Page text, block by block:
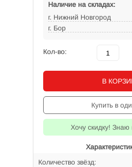
Наличие на складах:
г. Нижний Новгород
г. Бор
Кол-во:
В
Купить в
Хочу скидку! Знаю
Количество звёзд: